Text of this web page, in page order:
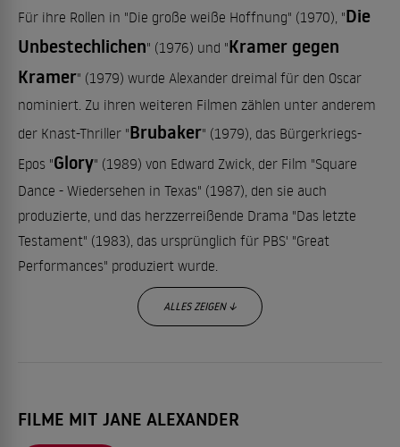
Für ihre Rollen in "Die große weiße Hoffnung" (1970), "Die
Unbestechlichen" (1976) und "Kramer gegen
Kramer" (1979) wurde Alexander dreimal für den Oscar
nominiert. Zu ihren weiteren Filmen zählen unter anderem
der Knast-Thriller "Brubaker" (1979), das Bürgerkriegs-
Epos "Glory" (1989) von Edward Zwick, der Film "Square
Dance - Wiedersehen in Texas" (1987), den sie auch
produzierte, und das herzzerreißende Drama "Das letzte
Testament" (1983), das ursprünglich für PBS' "Great
Performances" produziert wurde.
ALLES ZEIGEN ↓
Auschwitz, die ihre Zeit in einem Nazi-KZ überlebte, indem
FILME MIT JANE ALEXANDER